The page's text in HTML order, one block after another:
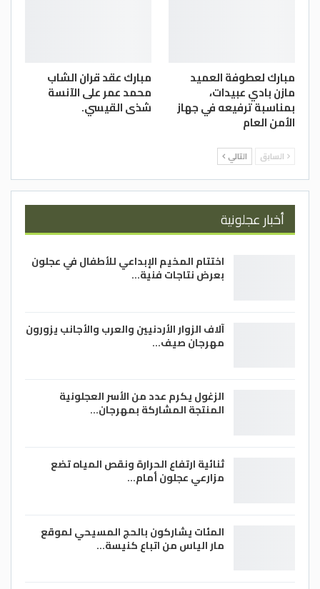
مبارك لعطوفة العميد
مازن بادي عبيدات،
بمناسبة ترفيعه في جهاز
الأمن العام
مبارك عقد قران الشاب
محمد عمر على الآنسة
شذى القيسي.
السابق التالي
أخبار عجلونية
اختتام المخيم الإبداعي للأطفال في عجلون
بعرض نتاجات فنية…
آلاف الزوار الأردنيين والعرب والأجانب يزورون
مهرجان صيف…
الزغول يكرم عدد من الأسر العجلونية
المنتجة المشاركة بمهرجان…
ثنائية ارتفاع الحرارة ونقص المياه تضع
مزارعي عجلون أمام…
المئات يشاركون بالحج المسيحي لموقع
مار الياس من اتباع كنيسة…